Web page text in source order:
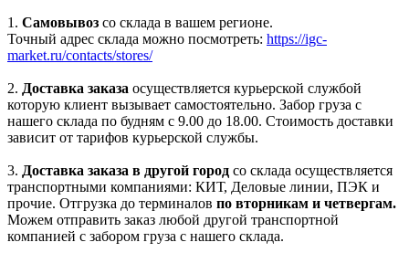
1. Самовывоз со склада в вашем регионе.
Точный адрес склада можно посмотреть: https://igc-
market.ru/contacts/stores/
2. Доставка заказа осуществляется курьерской службой
которую клиент вызывает самостоятельно. Забор груза с
нашего склада по будням с 9.00 до 18.00. Стоимость доставки
зависит от тарифов курьерской службы.
3. Доставка заказа в другой город со склада осуществляется
транспортными компаниями: КИТ, Деловые линии, ПЭК и
прочие. Отгрузка до терминалов по вторникам и четвергам.
Можем отправить заказ любой другой транспортной
компанией с забором груза с нашего склада.